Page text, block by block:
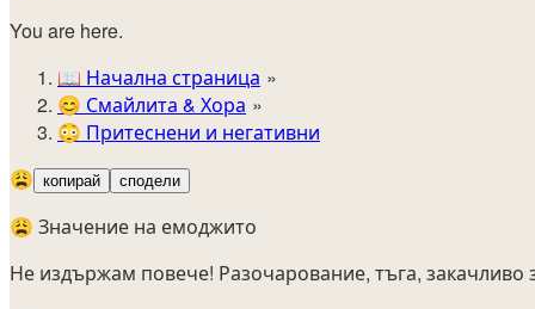
You are here.
📖 Начална страница
😊️ Смайлита & Хора
😳 Притеснени и негативни
😩 копирай сподели
😩 Значение на емоджито
Не издържам повече! Разочарование, тъга, закачливо